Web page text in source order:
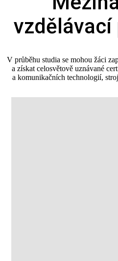
V průběhu studia se mohou žáci
a získat celosvětově uznávané
a komunikačních technologií,